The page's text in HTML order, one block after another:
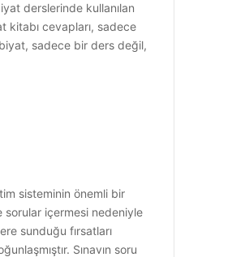
derslerinde kullanılan
kitabı cevapları, sadece
sadece bir ders değil,
sisteminin önemli bir
sorular içermesi nedeniyle
sunduğu fırsatları
Sınavın soru